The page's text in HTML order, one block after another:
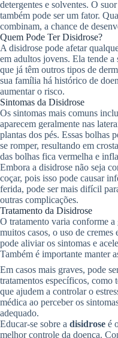
detergentes e solventes. O
também pode ser um fator.
combinam, a chance de
Quem Pode Ter Disidrose?
A disidrose pode afetar
em adultos jovens. Ela tende a
que já têm outros tipos de
sua família há histórico de
aumentar o risco.
Sintomas da Disidrose
Os sintomas mais comuns
aparecem geralmente nas
plantas dos pés. Essas bolhas
se romper, resultando em
das bolhas fica vermelha e
Embora a disidrose não seja
coçar, pois isso pode causar
ferida, pode ser mais difícil
outras complicações.
Tratamento da Disidrose
O tratamento varia conforme
muitos casos, o uso de
pode aliviar os sintomas e
Também é importante manter
Em casos mais graves, pode
tratamentos específicos, como
que ajudem a controlar o
médica ao perceber os
adequado.
Educar-se sobre a disidrose é
melhor controle da doença.